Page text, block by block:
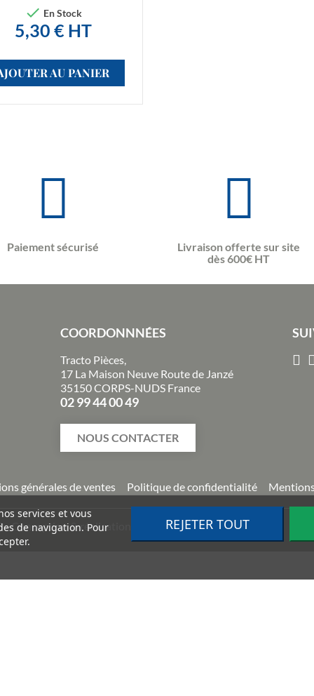
 En Stock
5,30 € HT
AU PANIER
Paiement sécurisé
Livraison offerte sur site
dès 600€ HT
COORDONNNÉES
Tracto Pièces,
17 La Maison Neuve Route de Janzé
35150 CORPS-NUDS France
02 99 44 00 49
NOUS CONTACTER
générales de ventes Politique de confidentialité
- Conception & réalisation : Agence Impulsion
services et vous
de navigation. Pour
REJETER TOUT